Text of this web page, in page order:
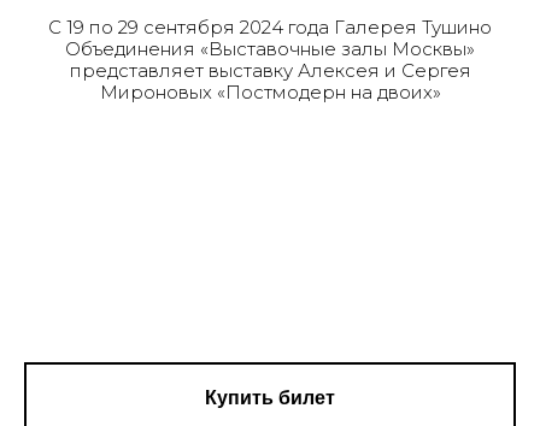
С 19 по 29 сентября 2024 года Галерея Тушино
Объединения «Выставочные залы Москвы»
представляет выставку Алексея и Сергея
Мироновых «Постмодерн на двоих»
Купить билет